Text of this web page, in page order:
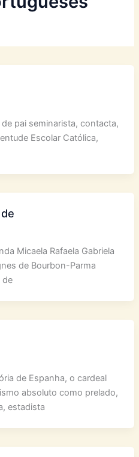
pai seminarista, contacta,
Escolar Católica,
Micaela Rafaela Gabriela
de Bourbon-Parma
de
de Espanha, o cardeal
absoluto como prelado,
estadista